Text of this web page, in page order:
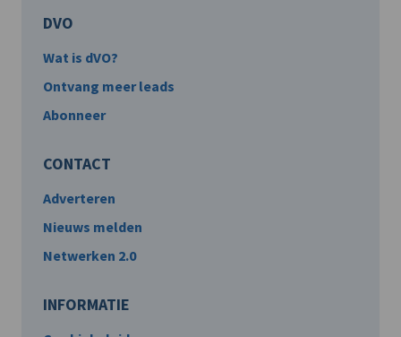
DVO
Wat is dVO?
Ontvang meer leads
Abonneer
CONTACT
Adverteren
Nieuws melden
Netwerken 2.0
INFORMATIE